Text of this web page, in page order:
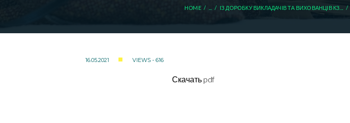
HOME ІЗ ДОРОБКУ ВИКЛАДАЧІВ ТА ВИХОВАНЦІВ КЗ...
16.05.2021 VIEWS - 616
Скачать pdf